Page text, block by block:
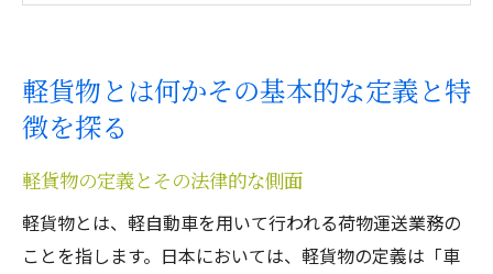
軽貨物業界における主要プレイヤー
軽貨物業界の拡大背景にある多様なニーズとは
消費者行動の変化と軽貨物需要
企業の物流ニーズと軽貨物の役割
飲食業界における配達需要の増加
地域密着型サービスとしての軽貨物
軽貨物とは何かその基本的な定義と特
徴を探る
軽貨物の定義とその法律的な側面
軽貨物とは、軽自動車を用いて行われる荷物運送業務の
ことを指します。日本においては、軽貨物の定義は「車